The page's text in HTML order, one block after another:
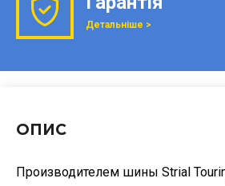
Детальніше >
ОПИС
Производителем шины Strial